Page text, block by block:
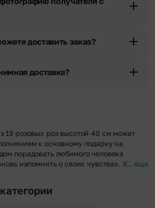
время доставки.
после чего высылается заказчику на
доставить заказ?
цветы раньше? Оформите услугу
доставка?
Мы гарантируем анонимность
19 розовых роз высотой 40 см может
к основному подарку на
порадовать любимого человека
напомнить о своих чувствах. У… еще